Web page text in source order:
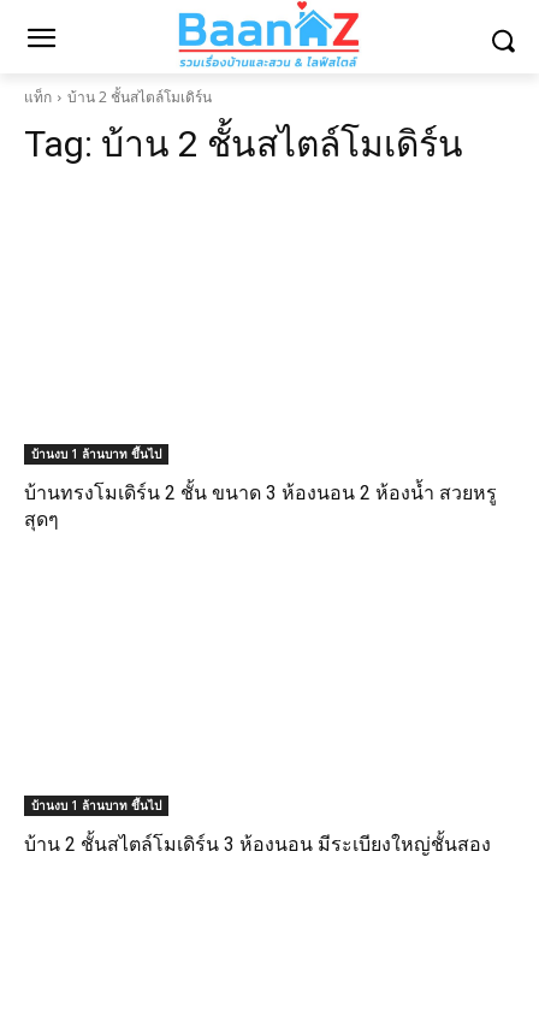
แท็ก บ้าน 2 ชั้นสไตล์โมเดิร์น
Tag: บ้าน 2 ชั้นสไตล์โมเดิร์น
บ้านงบ 1 ล้านบาท ขึ้นไป
บ้านทรงโมเดิร์น 2 ชั้น ขนาด 3 ห้องนอน 2 ห้องน้ำ สวยหรู
สุดๆ
บ้านงบ 1 ล้านบาท ขึ้นไป
บ้าน 2 ชั้นสไตล์โมเดิร์น 3 ห้องนอน มีระเบียงใหญ่ชั้นสอง